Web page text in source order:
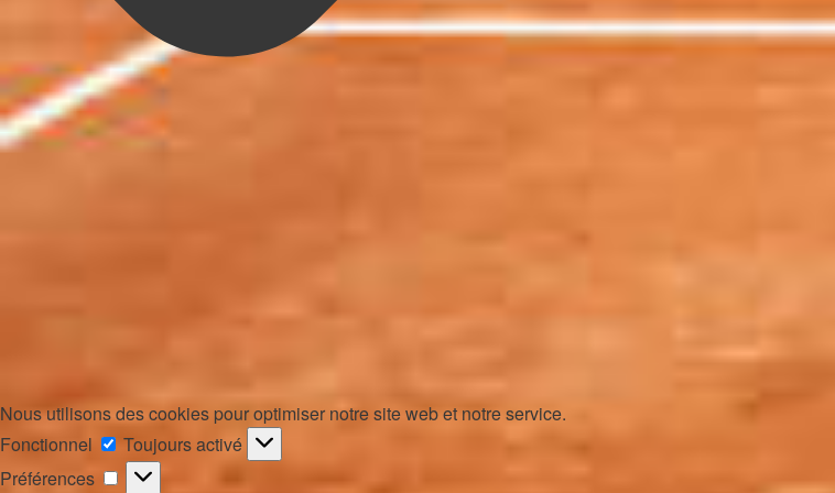
Nous utilisons des cookies pour optimiser notre site web et notre service.
Fonctionnel
Fonctionnel
Toujours activé
Préférences
Préférences